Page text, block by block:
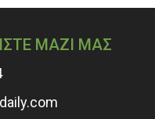
ΜΑΖΙ ΜΑΣ